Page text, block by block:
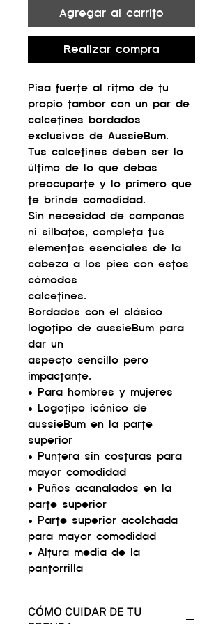
Agregar al carrito
Realizar compra
Pisa fuerte al ritmo de tu
propio tambor con un par de
calcetines bordados
exclusivos de AussieBum.
Tus calcetines deben ser lo
último de lo que debas
preocuparte y lo primero que
te brinde comodidad.
Sin necesidad de campanas
ni silbatos, completa tus
elementos esenciales de la
cabeza a los pies con estos
cómodos
calcetines.
Bordados con el clásico
logotipo de aussieBum para
dar un
aspecto sencillo pero
impactante.
• Para hombres y mujeres
• Logotipo icónico de
aussieBum en la parte
superior
• Puntera sin costuras para
mayor comodidad
• Puños acanalados en la
parte superior
• Parte superior acolchada
para mayor comodidad
• Altura media de la
pantorrilla
CÓMO CUIDAR DE TU